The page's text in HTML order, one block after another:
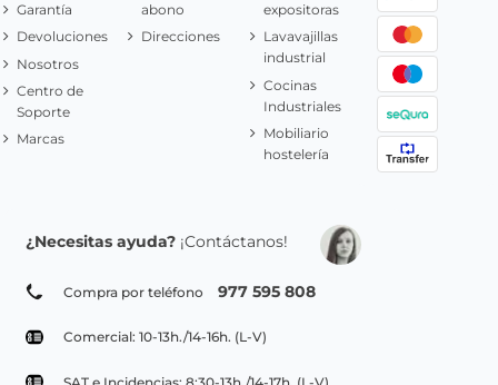
Garantía
Devoluciones
Nosotros
Centro de
Soporte
Marcas
abono
Direcciones
expositoras
Lavavajillas
industrial
Cocinas
Industriales
Mobiliario
hostelería
¿Necesitas ayuda? ¡Contáctanos!
Compra por teléfono 977 595 808
Comercial: 10-13h./14-16h. (L-V)